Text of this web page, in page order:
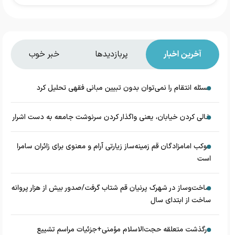
آخرین اخبار پربازدیدها خبر خوب
مسئله انتقام را نمی‌توان بدون تبیین مبانی فقهی تحلیل کرد
خالی کردن خیابان، یعنی واگذار کردن سرنوشت جامعه به دست اشرار
موکب امامزادگان قم زمینه‌ساز زیارتی آرام و معنوی برای زائران سامرا
است
ساخت‌وساز در شهرک پرنیان قم شتاب گرفت/صدور بیش از هزار پروانه
ساخت از ابتدای سال
درگذشت متعلقه حجت‌الاسلام مؤمنی+جزئیات مراسم تشییع